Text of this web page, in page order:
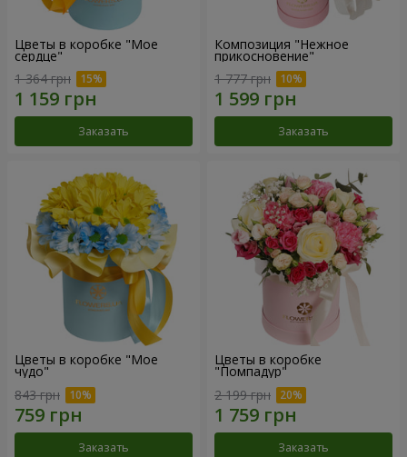
Цветы в коробке "Мое
сердце"
1 364 грн
Заказать
Композиция "Нежное
прикосновение"
1 777 грн
Заказать
Цветы в коробке "Мое
чудо"
843 грн
Заказать
Цветы в коробке
"Помпадур"
2 199 грн
Заказать